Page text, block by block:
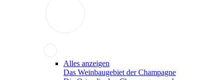
Alles anzeigen
Das Weinbaugebiet der Champagne